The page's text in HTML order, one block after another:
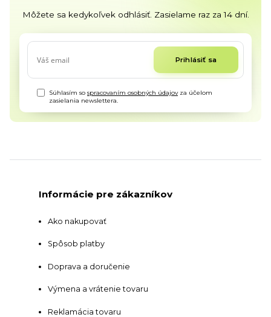
Môžete sa kedykoľvek odhlásiť. Zasielame raz za 14 dní.
Prihlásiť sa
Súhlasím sospracovaním osobných údajovza účelom
zasielania newslettera.
Informácie pre zákazníkov
Ako nakupovať
Spôsob platby
Doprava a doručenie
Výmena a vrátenie tovaru
Reklamácia tovaru